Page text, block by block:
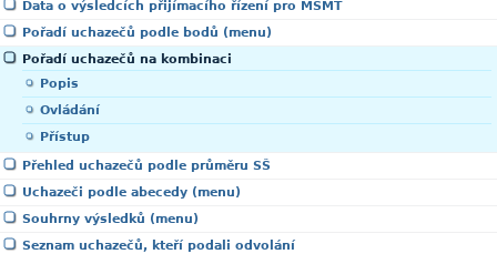
Data o výsledcích přijímacího řízení pro MŠMT
Pořadí uchazečů podle bodů (menu)
Pořadí uchazečů na kombinaci
Popis
Ovládání
Přístup
Přehled uchazečů podle průměru SŠ
Uchazeči podle abecedy (menu)
Souhrny výsledků (menu)
Seznam uchazečů, kteří podali odvolání